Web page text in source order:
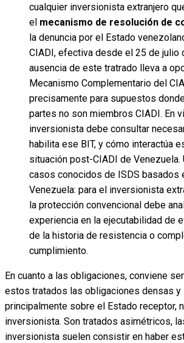
cualquier inversionista extranjero
el mecanismo de resolución de
la denuncia por el Estado
CIADI, efectiva desde el 25 de julio
ausencia de este tratrado lleva a
Mecanismo Complementario del
precisamente para supuestos
partes no son miembros CIADI. En
inversionista debe consultar
habilita ese BIT, y cómo interactúa
situación post-CIADI de Venezuela.
casos conocidos de ISDS basados
Venezuela: para el inversionista
la protección convencional debe
experiencia en la ejecutabilidad de
de la historia de resistencia o
cumplimiento.
En cuanto a las obligaciones, conviene
estos tratados las obligaciones densas y
principalmente sobre el Estado receptor,
inversionista. Son tratados asimétricos,
inversionista suelen consistir en haber